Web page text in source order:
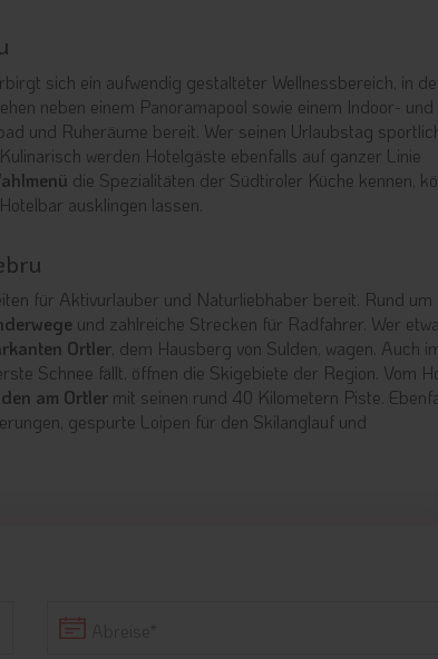
sich ein aufwendig gestalteter Wellnessbereich, in
neben einem Panoramapool sowie einem Indoor- und
und Ruheräume bereit. Wer seinen Urlaubstag
werden Hotelgäste ebenfalls auf ganzer Linie
die Spezialitäten der Südtiroler Küche kennen,
ausklingen lassen.
für Aktivurlauber und Naturliebhaber bereit. Rund um
und zahlreiche Strecken für Radfahrer. Wer
Ortler, dem Hausberg von Sulden, wagen. Auch
Schnee fällt, öffnen die Skigebiete der Region. Vom
am Ortler mit seinen rund 40 Kilometern Piste.
gespurte Loipen für den Skilanglauf und